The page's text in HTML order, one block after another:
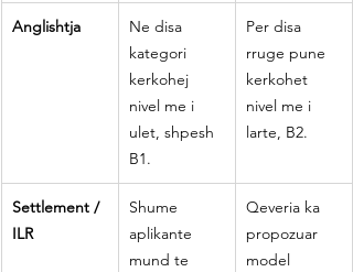
Anglishtja
Ne disa
kategori
kerkohej
nivel me i
ulet, shpesh
B1.
Per disa
rruge pune
kerkohet
nivel me i
larte, B2.
Settlement /
ILR
Shume
aplikante
mund te
Qeveria ka
propozuar
model